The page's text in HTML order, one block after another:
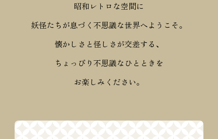
昭和レトロな空間に
妖怪たちが息づく不思議な世界へようこそ。
懐かしさと怪しさが交差する、
ちょっぴり不思議なひとときを
お楽しみください。